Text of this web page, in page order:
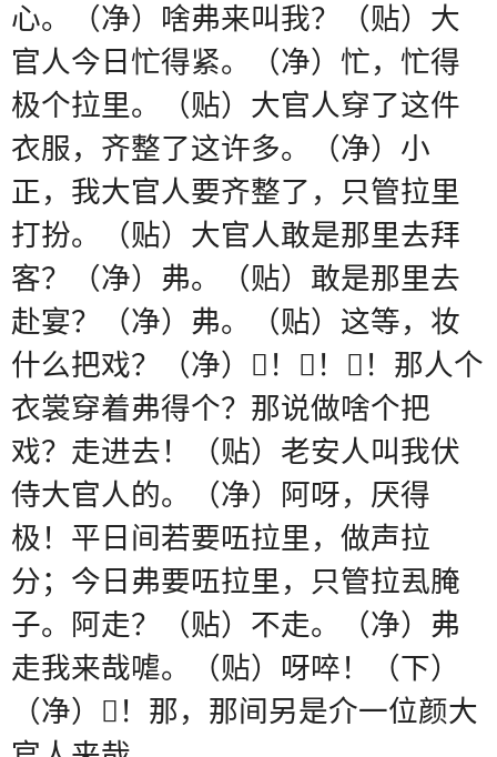
心。（净）啥弗来叫我？（贴）大
官人今日忙得紧。（净）忙，忙得
极个拉里。（贴）大官人穿了这件
衣服，齐整了这许多。（净）小
正，我大官人要齐整了，只管拉里
打扮。（贴）大官人敢是那里去拜
客？（净）弗。（贴）敢是那里去
赴宴？（净）弗。（贴）这等，妆
什么把戏？（净） 𠳶 ！ 𠳶 ！ 𠳶 ！那人个
衣裳穿着弗得个？那说做啥个把
戏？走进去！（贴）老安人叫我伏
侍大官人的。（净）阿呀，厌得
极！平日间若要㕶拉里，做声拉
分；今日弗要㕶拉里，只管拉厾腌
子。阿走？（贴）不走。（净）弗
走我来哉㖸。（贴）呀啐！（下）
（净） 𠲔 ！那，那间另是介一位颜大